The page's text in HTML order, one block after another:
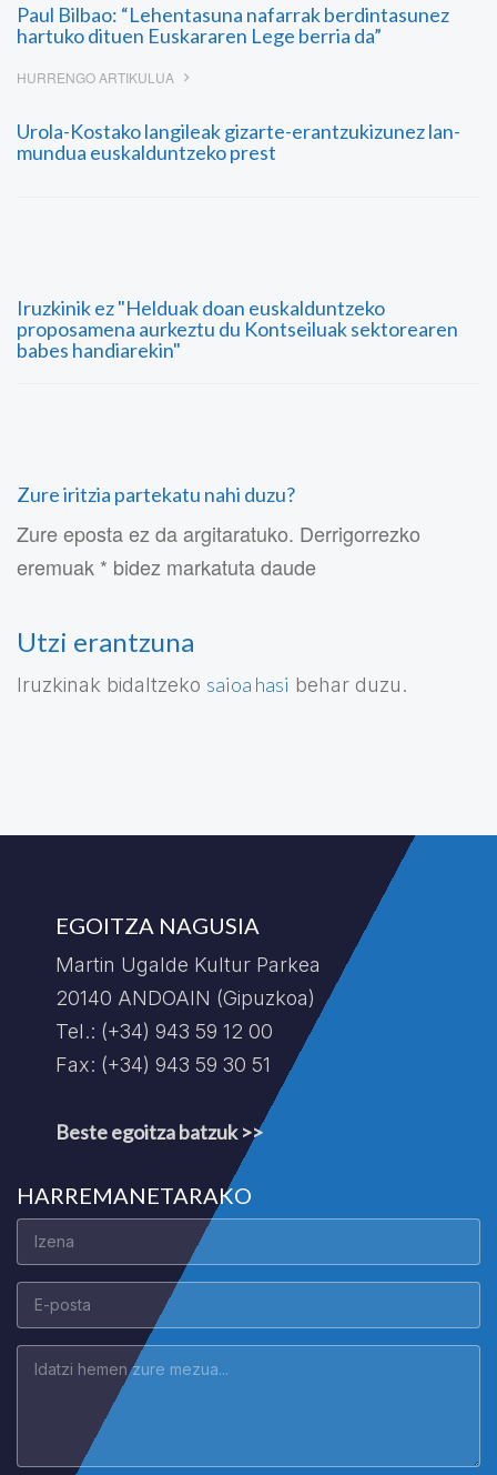
Paul Bilbao: “Lehentasuna nafarrak berdintasunez
hartuko dituen Euskararen Lege berria da”
HURRENGO ARTIKULUA
Urola-Kostako langileak gizarte-erantzukizunez lan-
mundua euskalduntzeko prest
Iruzkinik ez "Helduak doan euskalduntzeko
proposamena aurkeztu du Kontseiluak sektorearen
babes handiarekin"
Zure iritzia partekatu nahi duzu?
Zure eposta ez da argitaratuko. Derrigorrezko
eremuak * bidez markatuta daude
Utzi erantzuna
Iruzkinak bidaltzeko saioa hasi behar duzu.
EGOITZA NAGUSIA
Martin Ugalde Kultur Parkea
20140 ANDOAIN (Gipuzkoa)
Tel.: (+34) 943 59 12 00
Fax: (+34) 943 59 30 51
Beste egoitza batzuk >>
HARREMANETARAKO